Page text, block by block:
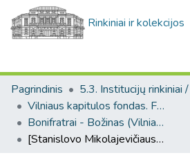
Rinkiniai ir kolekcijos
Pagrindinis
Vilniaus kapitulos fondas. F43
Bonifratrai - Božinas (Vilniaus kapitulos fondas. F43. Bažnytinės valdos)
[Stanislovo Mikolajevičiaus Kęsgailos 1554 m. raštas, kuriuo parduota Barodzičių dvarą Bresto ir Lucko vyskupui Valerijonui Protasevičiui]